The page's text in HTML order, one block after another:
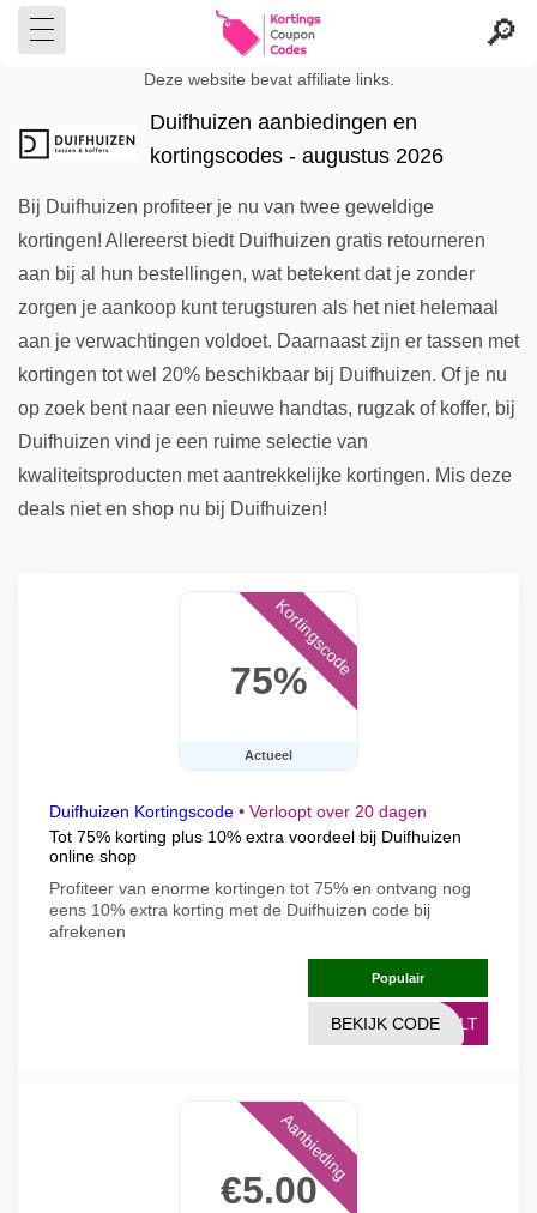
Deze website bevat affiliate links.
Duifhuizen aanbiedingen en
kortingscodes - augustus 2026
Bij Duifhuizen profiteer je nu van twee geweldige
kortingen! Allereerst biedt Duifhuizen gratis retourneren
aan bij al hun bestellingen, wat betekent dat je zonder
zorgen je aankoop kunt terugsturen als het niet helemaal
aan je verwachtingen voldoet. Daarnaast zijn er tassen met
kortingen tot wel 20% beschikbaar bij Duifhuizen. Of je nu
op zoek bent naar een nieuwe handtas, rugzak of koffer, bij
Duifhuizen vind je een ruime selectie van
kwaliteitsproducten met aantrekkelijke kortingen. Mis deze
deals niet en shop nu bij Duifhuizen!
75%
Actueel
Kortingscode
Duifhuizen Kortingscode • Verloopt over 20 dagen
Tot 75% korting plus 10% extra voordeel bij Duifhuizen
online shop
Profiteer van enorme kortingen tot 75% en ontvang nog
eens 10% extra korting met de Duifhuizen code bij
afrekenen
Populair
0PLT
BEKIJK CODE
€5.00
Aanbieding